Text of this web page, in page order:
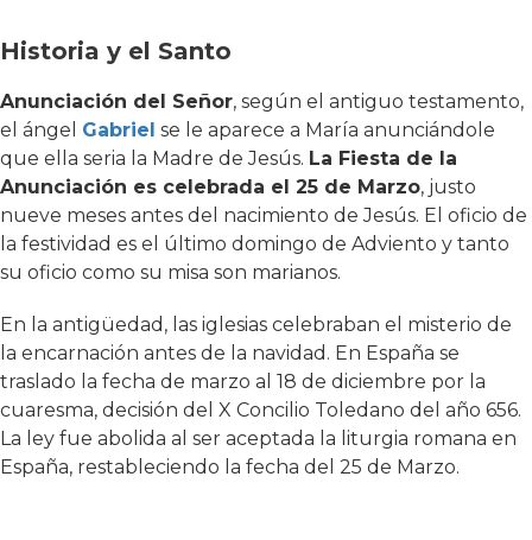
Historia y el Santo
Anunciación del Señor, según el antiguo testamento,
el ángel Gabriel se le aparece a María anunciándole
que ella seria la Madre de Jesús. La Fiesta de la
Anunciación es celebrada el 25 de Marzo, justo
nueve meses antes del nacimiento de Jesús. El oficio de
la festividad es el último domingo de Adviento y tanto
su oficio como su misa son marianos.
En la antigüedad, las iglesias celebraban el misterio de
la encarnación antes de la navidad. En España se
traslado la fecha de marzo al 18 de diciembre por la
cuaresma, decisión del X Concilio Toledano del año 656.
La ley fue abolida al ser aceptada la liturgia romana en
España, restableciendo la fecha del 25 de Marzo.